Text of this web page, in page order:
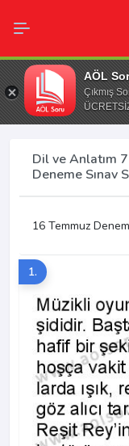
AÖL
Çıkmış
Dil ve Anlatım
Deneme Sınav
16 Temmuz
1.